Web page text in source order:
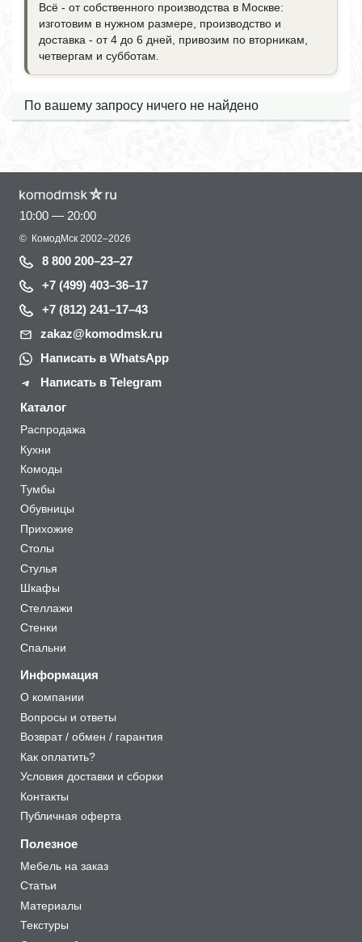
Всё - от собственного производства в Москве:
изготовим в нужном размере, производство и
доставка - от 4 до 6 дней, привозим по вторникам,
четвергам и субботам.
По вашему запросу ничего не найдено
10:00 — 20:00
© КомодМск 2002–2026
8 800 200–23–27
+7 (499) 403–36–17
+7 (812) 241–17–43
zakaz@komodmsk.ru
Написать в WhatsApp
Написать в Telegram
Каталог
Распродажа
Кухни
Комоды
Тумбы
Обувницы
Прихожие
Столы
Стулья
Шкафы
Стеллажи
Стенки
Спальни
Информация
О компании
Вопросы и ответы
Возврат / обмен / гарантия
Как оплатить?
Условия доставки и сборки
Контакты
Публичная оферта
Полезное
Мебель на заказ
Статьи
Материалы
Текстуры